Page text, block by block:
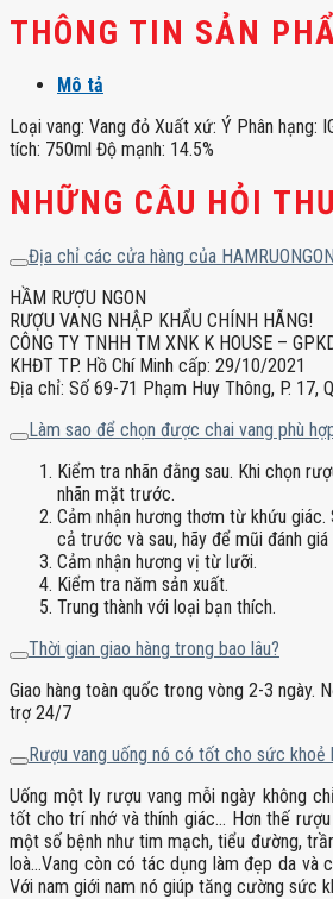
THÔNG TIN SẢN
Mô tả
Loại vang: Vang đỏ Xuất xứ: Ý Phân hạng:
tích: 750ml Độ mạnh: 14.5%
NHỮNG CÂU HỎI
Địa chỉ các cửa hàng của
HẦM RƯỢU NGON
RƯỢU VANG NHẬP KHẨU CHÍNH HÃNG!
CÔNG TY TNHH TM XNK K HOUSE –
KHĐT TP. Hồ Chí Minh cấp: 29/10/2021
Địa chỉ: Số 69-71 Phạm Huy Thông, P. 17,
Làm sao để chọn được chai vang phù
Kiểm tra nhãn đằng sau. Khi chọn
nhãn mặt trước.
Cảm nhận hương thơm từ khứu giác.
cả trước và sau, hãy để mũi đánh
Cảm nhận hương vị từ lưỡi.
Kiểm tra năm sản xuất.
Trung thành với loại bạn thích.
Thời gian giao hàng trong bao lâu?
Giao hàng toàn quốc trong vòng 2-3 ngày.
trợ 24/7
Rượu vang uống nó có tốt cho sức khoẻ
Uống một ly rượu vang mỗi ngày không
tốt cho trí nhớ và thính giác… Hơn thế
một số bệnh như tim mạch, tiểu đường,
loà…Vang còn có tác dụng làm đẹp da và
Với nam giới nam nó giúp tăng cường sức